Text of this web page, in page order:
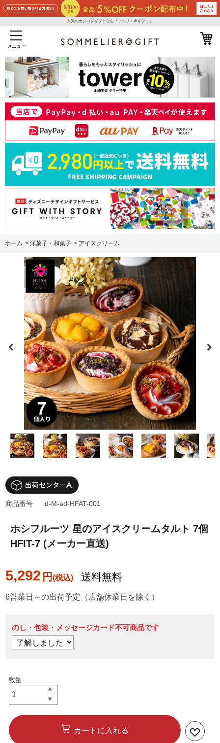
人気のカタログギフトなら『ソムリエ＠ギフト』
メニュー
ホーム > 洋菓子・和菓子 > アイスクリーム
ホシフルーツ 星のアイスクリームタルト 7個
HFIT-7 (メーカー直送)
5,292 円 送料無料
商品番号 d-M-ad-HFAT-001
6営業日～の出荷予定（店舗休業日を除く）
のし・包装・メッセージカード不可商品です
カートに入れる